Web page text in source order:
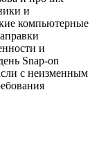
и
компьютерные
и
Snap-on
с неизменным